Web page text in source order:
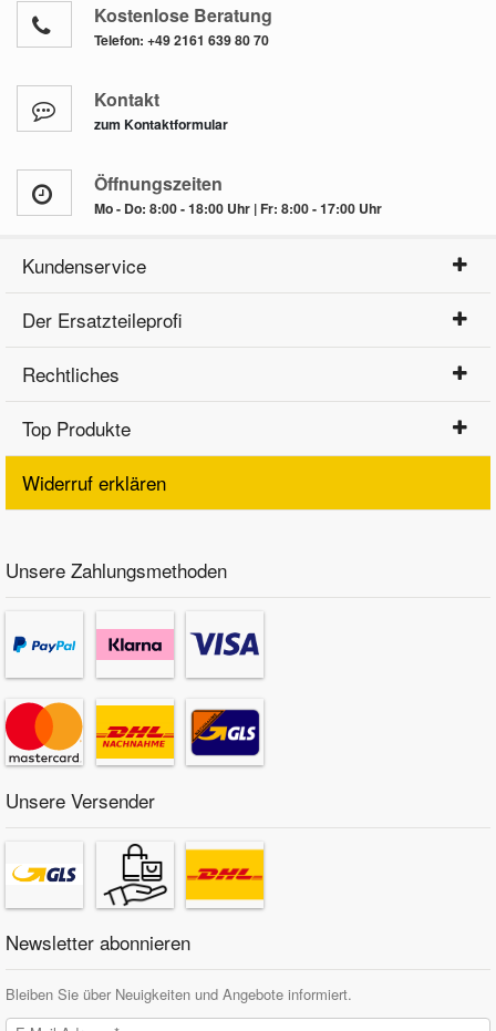
Kostenlose Beratung
Telefon: +49 2161 639 80 70
Kontakt
zum Kontaktformular
Öffnungszeiten
Mo - Do: 8:00 - 18:00 Uhr | Fr: 8:00 - 17:00 Uhr
Kundenservice
Der Ersatzteileprofi
Rechtliches
Top Produkte
Widerruf erklären
Unsere Zahlungsmethoden
Unsere Versender
Newsletter abonnieren
Bleiben Sie über Neuigkeiten und Angebote informiert.